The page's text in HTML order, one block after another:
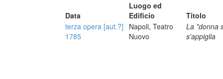
Data
Luogo ed
Edificio
Titolo
terza opera [aut.?]
1785
Napoli, Teatro
Nuovo
La *donna
s'appiglia